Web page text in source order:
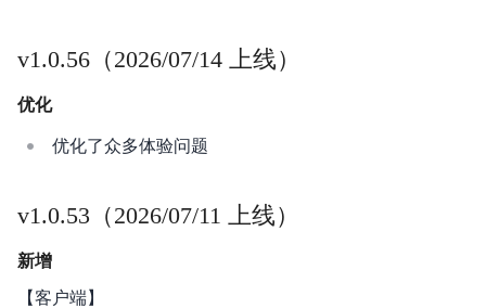
v1.0.56（2026/07/14 上线）
优化
优化了众多体验问题
v1.0.53（2026/07/11 上线）
新增
【客户端】